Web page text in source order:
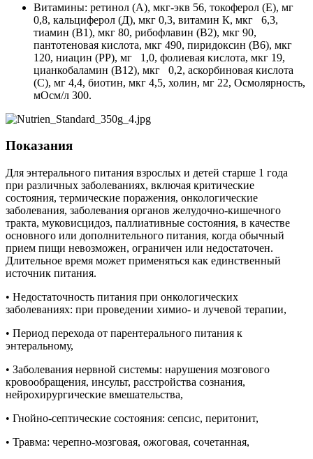
Витамины: ретинол (А), мкг-экв 56, токоферол (Е), мг
0,8, кальциферол (Д), мкг 0,3, витамин К, мкг 6,3,
тиамин (В1), мкг 80, рибофлавин (В2), мкг 90,
пантотеновая кислота, мкг 490, пиридоксин (В6), мкг
120, ниацин (РР), мг 1,0, фолиевая кислота, мкг 19,
цианкобаламин (В12), мкг 0,2, аскорбиновая кислота
(С), мг 4,4, биотин, мкг 4,5, холин, мг 22, Осмолярность,
мОсм/л 300.
Показания
Для энтерального питания взрослых и детей старше 1 года
при различных заболеваниях, включая критические
состояния, термические поражения, онкологические
заболевания, заболевания органов желудочно-кишечного
тракта, муковисцидоз, паллиативные состояния, в качестве
основного или дополнительного питания, когда обычный
прием пищи невозможен, ограничен или недостаточен.
Длительное время может применяться как единственный
источник питания.
• Недостаточность питания при онкологических
заболеваниях: при проведении химио- и лучевой терапии,
• Период перехода от парентерального питания к
энтеральному,
• Заболевания нервной системы: нарушения мозгового
кровообращения, инсульт, расстройства сознания,
нейрохирургические вмешательства,
• Гнойно-септические состояния: сепсис, перитонит,
• Травма: черепно-мозговая, ожоговая, сочетанная,